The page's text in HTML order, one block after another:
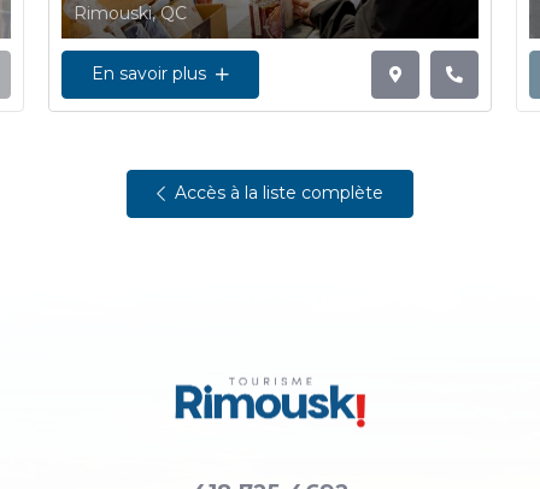
Rimouski, QC
En savoir plus
Accès à la liste complète